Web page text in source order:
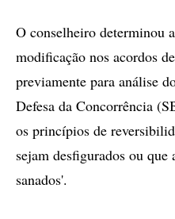
O conselheiro determinou
modificação nos acordos
previamente para análise
Defesa da Concorrência
os princípios de
sejam desfigurados ou que
sanados'.